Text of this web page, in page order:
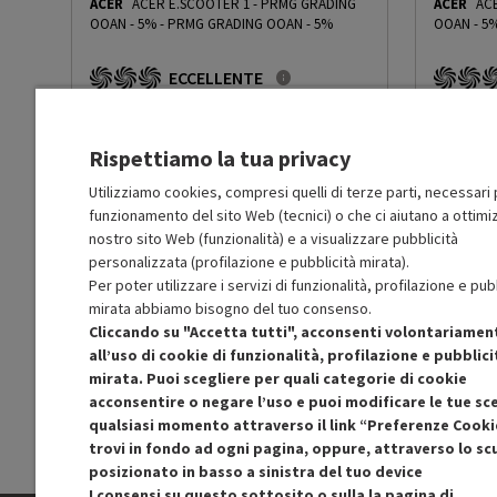
Tipologia Batteria 22,2 V, Polimeri di Litio
Tempo di ricarica (h)
Tipo di ruota Pneumatici Solidi
Cruise Control No
Altre caratteristiche
Materiale del telaio:
Ruota anteriore: 5,5'
Altezza netta del prodotto
(cm)
74
Larghezza netta del prodotto
ACER ACER E.SCOOTER 1 - PRMG GRADING
OOAN - 5%- PRMG GRADING OOAN - 5%
ECCELLENTE
N: Prodotto funzionante
Prodotto Nuovo 399.00 -5%
Ricondizionato Prezzo ridotto da
379.05a-50%
In Promozione 189.52
Aggiungi al carrello
SCONTO RICONDIZIONATI
Approfitta dello sconto del 50% sul prodotto
ricondizionato.
ACER ACER
OOAN -
In
Rispettiamo la tua privacy
Utilizziamo cookies, compresi quelli di terze parti, necessari
funzionamento del sito Web (tecnici) o che ci aiutano a
nostro sito Web (funzionalità) e a visualizzare pubblicità
personalizzata (profilazione e pubblicità mirata).
Per poter utilizzare i servizi di funzionalità, profilazione e
mirata abbiamo bisogno del tuo consenso.
Cliccando su "Accetta tutti", acconsenti
all’uso di cookie di funzionalità, profilazione e
mirata. Puoi scegliere per quali categorie di cookie
acconsentire o negare l’uso e puoi modificare le tue
qualsiasi momento attraverso il link “Preferenze
trovi in fondo ad ogni pagina, oppure, attraverso lo
posizionato in basso a sinistra del tuo device